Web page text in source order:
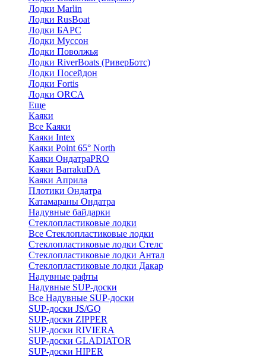
Лодки Marlin
Лодки RusBoat
Лодки БАРС
Лодки Муссон
Лодки Поволжья
Лодки RiverBoats (РиверБотс)
Лодки Посейдон
Лодки Fortis
Лодки ORCA
Еще
Каяки
Все Каяки
Каяки Intex
Каяки Point 65° North
Каяки ОндатраPRO
Каяки BarrakuDA
Каяки Априла
Плотики Ондатра
Катамараны Ондатра
Надувные байдарки
Стеклопластиковые лодки
Все Стеклопластиковые лодки
Стеклопластиковые лодки Стелс
Стеклопластиковые лодки Антал
Стеклопластиковые лодки Дакар
Надувные рафты
Надувные SUP-доски
Все Надувные SUP-доски
SUP-доски JS/GQ
SUP-доски ZIPPER
SUP-доски RIVIERA
SUP-доски GLADIATOR
SUP-доски HIPER